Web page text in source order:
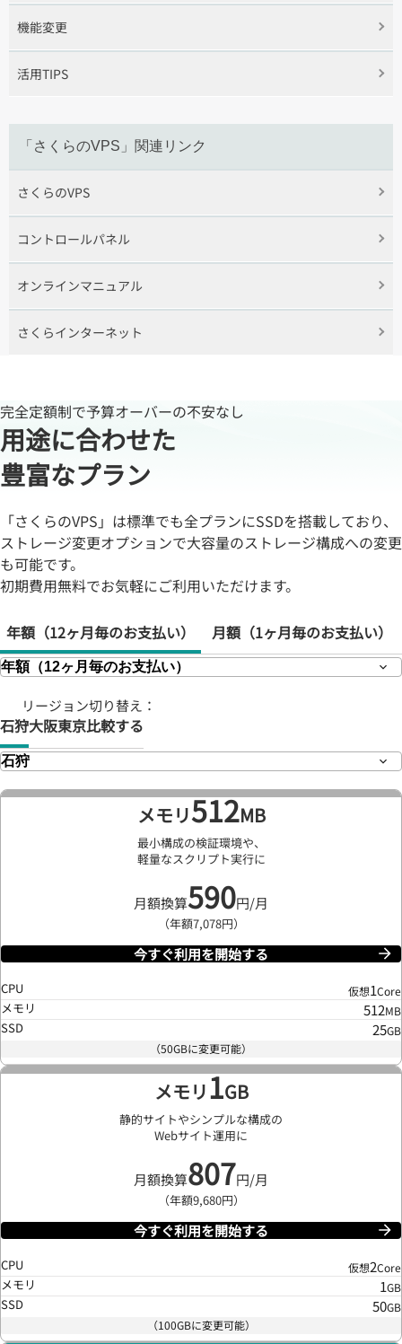
機能変更
活用TIPS
「さくらのVPS」関連リンク
さくらのVPS
コントロールパネル
オンラインマニュアル
さくらインターネット
完全定額制で予算オーバーの不安なし
用途に合わせた
豊富なプラン
「さくらのVPS」は標準でも全プランにSSDを搭載しており、
ストレージ変更オプションで大容量のストレージ構成への変更
も可能です。
初期費用無料でお気軽にご利用いただけます。
年額 （12ヶ月毎のお支払い） 月額（1ヶ月毎のお支払い）
リージョン切り替え：
石狩大阪東京比較する
メモリ512MB
最小構成の検証環境や、
軽量なスクリプト実行に
月額換算590円/月
（年額7,078円）
今すぐ利用を開始する
CPU 仮想1Core
メモリ 512MB
SSD 25GB
（50GBに変更可能）
メモリ1GB
静的サイトやシンプルな構成の
Webサイト運用に
月額換算807円/月
（年額9,680円）
今すぐ利用を開始する
CPU 仮想2Core
メモリ 1GB
SSD 50GB
（100GBに変更可能）